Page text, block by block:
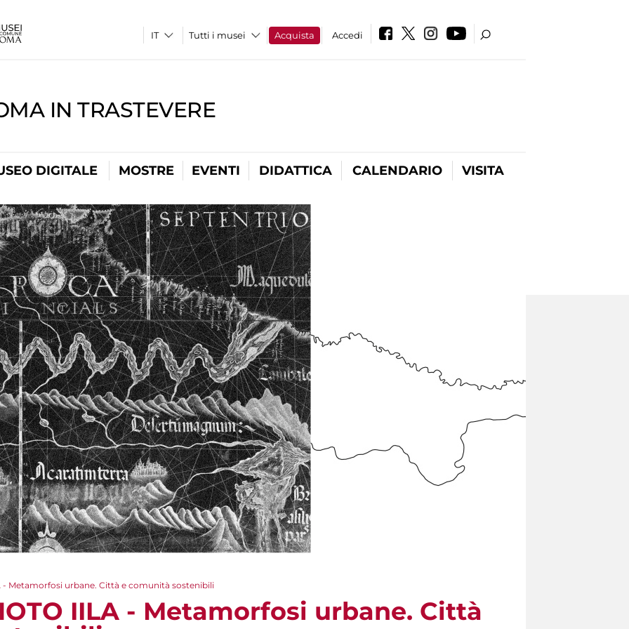
Tutti i musei Acquista Accedi
IN TRASTEVERE
DIGITALE MOSTRE EVENTI DIDATTICA CALENDARIO VISITA
- Metamorfosi urbane. Città e comunità sostenibili
IILA - Metamorfosi urbane. Città